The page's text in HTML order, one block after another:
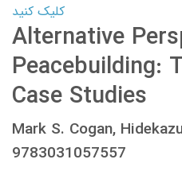
کلیک کنید
Alternative
Peacebuilding:
Case Studies
Mark S. Cogan,
9783031057557